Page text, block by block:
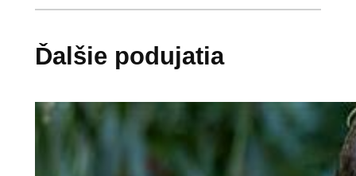
Ďalšie podujatia